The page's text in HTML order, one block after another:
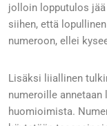
jolloin lopputulos
siihen, että
numeroon, ellei
Lisäksi liiallinen
numeroille
huomioimista.